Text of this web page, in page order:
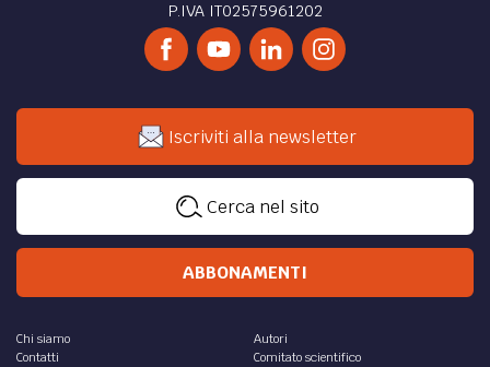
P.IVA IT02575961202
Iscriviti alla newsletter
Cerca nel sito
ABBONAMENTI
Chi siamo
Contatti
Autori
Comitato scientifico